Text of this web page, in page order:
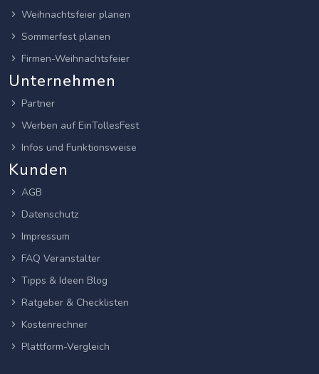
Weihnachtsfeier planen
Sommerfest planen
Firmen-Weihnachtsfeier
Unternehmen
Partner
Werben auf EinTollesFest
Infos und Funktionsweise
Kunden
AGB
Datenschutz
Impressum
FAQ Veranstalter
Tipps & Ideen Blog
Ratgeber & Checklisten
Kostenrechner
Plattform-Vergleich